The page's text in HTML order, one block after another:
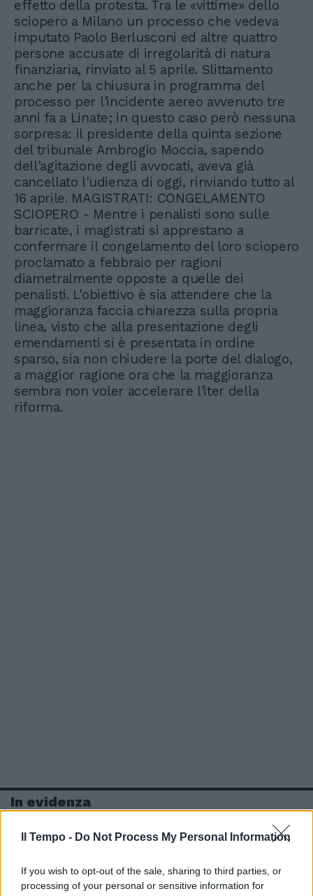
Il Tempo - Do Not Process My Personal Information
If you wish to opt-out of the sale, sharing to third parties, or
processing of your personal or sensitive information for
effetto della protesta. Tra le «vittime» dello
sciopero a Milano un processo che vedeva
imputato Paolo Berlusconi ed altre quattro
persone accusate di irregolarità di natura
finanziaria, rinviato al 5 aprile. Slittamento
anche per la chiusura in programma del
processo per l'incidente aereo avvenuto tre
anni fa a Linate; in questo caso però nessuna
sorpresa: il presidente della quinta sezione
del tribunale Ambrogio Moccia, sapendo
dell'agitazione degli avvocati, aveva già
cancellato l'udienza di oggi, rinviando tutto al
16 aprile. MAGISTRATI: CONGELAMENTO
SCIOPERO - Mentre i penalisti sono sulle
barricate, i magistrati si apprestano a
confermare il congelamento del loro sciopero
proclamato a febbraio per ragioni
diametralmente opposte a quelle dei
penalisti. L'obiettivo è sia attendere che la
maggioranza faccia chiarezza sulla propria
linea, visto che alla presentazione degli
emendamenti si è presentata in ordine
sparso, sia non chiudere la porte del dialogo,
a maggior ragione ora che la maggioranza
sembra non voler accelerare l'iter della
riforma.
In evidenza